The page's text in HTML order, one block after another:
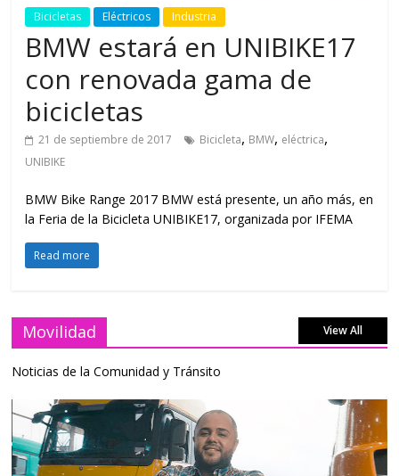
Bicicletas Eléctricos Industria
BMW estará en UNIBIKE17
con renovada gama de
bicicletas
21 de septiembre de 2017 Bicicleta, BMW, eléctrica,
UNIBIKE
BMW Bike Range 2017 BMW está presente, un año más, en
la Feria de la Bicicleta UNIBIKE17, organizada por IFEMA
Read more
Movilidad View All
Noticias de la Comunidad y Tránsito